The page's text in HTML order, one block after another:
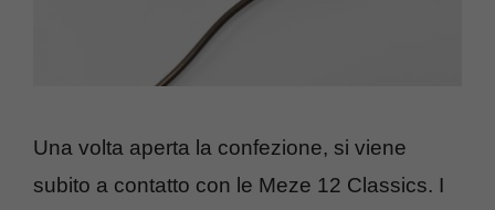
Una volta aperta la confezione, si viene
subito a contatto con le Meze 12 Classics. I